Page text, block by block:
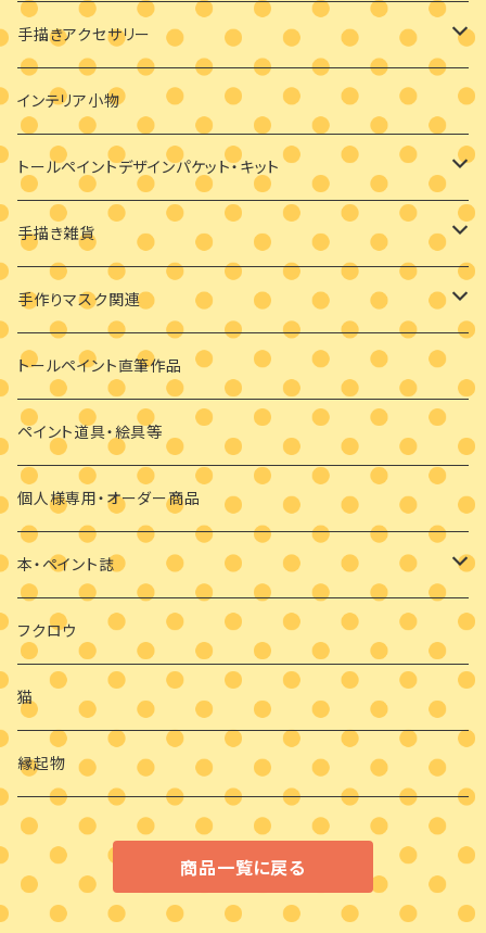
絵付け済み足袋
オーダーメイド絵付け足袋
手描きアクセサリー
ブローチ
バッグチャーム
耳飾り
ペンダント
その他
インテリア小物
トールペイントデザインパケット・キット
素材付きキット
ビギナーさま向け
デザインパケット
ビギナーさま向け
干支の羽子板
クリスマス
ウッドバーニング
素材のみ
手描き雑貨
メガネケース
その他
手作りマスク関連
手描き絵付けマスク
手作り布マスク
マスクブローチ
トールペイント直筆作品
ペイント道具・絵具等
個人様専用・オーダー商品
本・ペイント誌
日めくりカレンダーオハナとイロとフクロウと
フクロウ
猫
縁起物
商品一覧に戻る